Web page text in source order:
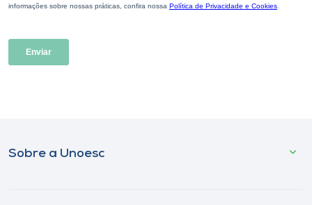
Sobre a Unoesc